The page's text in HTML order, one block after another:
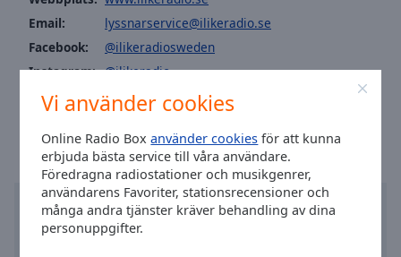
Vi använder cookies
Online Radio Boxanvänder cookies för att kunna
erbjuda bästa service till våra användare.
Föredragna radiostationer och musikgenrer,
användarens Favoriter, stationsrecensioner och
många andra tjänster kräver behandling av dina
personuppgifter.
Area
Background
Color
Opacity
Email:
lyssnarservice@ilikeradio.se
Facebook:
@ilikeradiosweden
Instagram: @ilikeradio
Tid i Stockholm:06:12 ,08.07.2026